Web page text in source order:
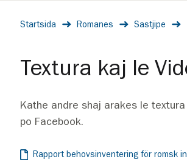
Startsida Romanes Sastjipe
Textura kaj le
Kathe andre shaj arakes le
po Facebook.
Rapport behovsinventering för romsk